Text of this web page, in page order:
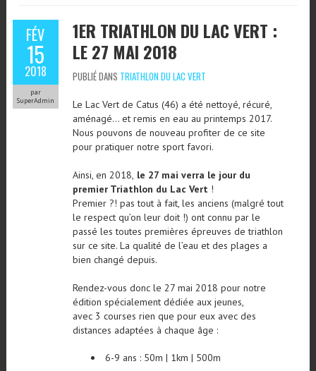
FÉV
15
2018
par
SuperAdmin
1ER TRIATHLON DU LAC VERT :
LE 27 MAI 2018
PUBLIÉ DANS TRIATHLON DU LAC VERT
Le Lac Vert de Catus (46) a été nettoyé, récuré,
aménagé… et remis en eau au printemps 2017.
Nous pouvons de nouveau profiter de ce site
pour pratiquer notre sport favori.
Ainsi, en 2018, le 27 mai verra le jour du
premier Triathlon du Lac Vert !
Premier ?! pas tout à fait, les anciens (malgré tout
le respect qu’on leur doit !) ont connu par le
passé les toutes premières épreuves de triathlon
sur ce site. La qualité de l’eau et des plages a
bien changé depuis.
Rendez-vous donc le 27 mai 2018 pour notre
édition spécialement dédiée aux jeunes,
avec 3 courses rien que pour eux avec des
distances adaptées à chaque âge :
6-9 ans : 50m | 1km | 500m